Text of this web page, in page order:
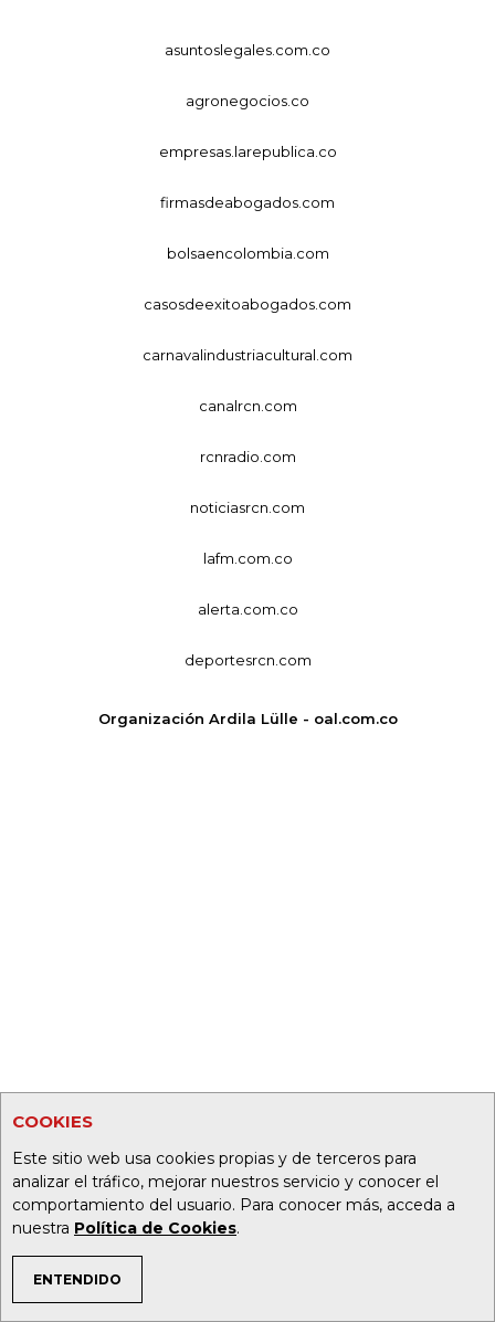
COOKIES
Este sitio web usa cookies propias y de terceros para
analizar el tráfico, mejorar nuestros servicio y conocer el
comportamiento del usuario. Para conocer más, acceda a
nuestra Política de Cookies.
ENTENDIDO
TEMAS DE INTERÉS
asuntoslegales.com.co
agronegocios.co
empresas.larepublica.co
firmasdeabogados.com
bolsaencolombia.com
casosdeexitoabogados.com
carnavalindustriacultural.com
canalrcn.com
rcnradio.com
noticiasrcn.com
lafm.com.co
alerta.com.co
deportesrcn.com
Organización Ardila Lülle - oal.com.co